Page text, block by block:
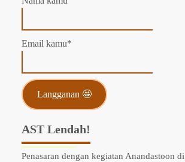
Email kamu*
AST Lendah!
Penasaran dengan kegiatan Anandastoon di